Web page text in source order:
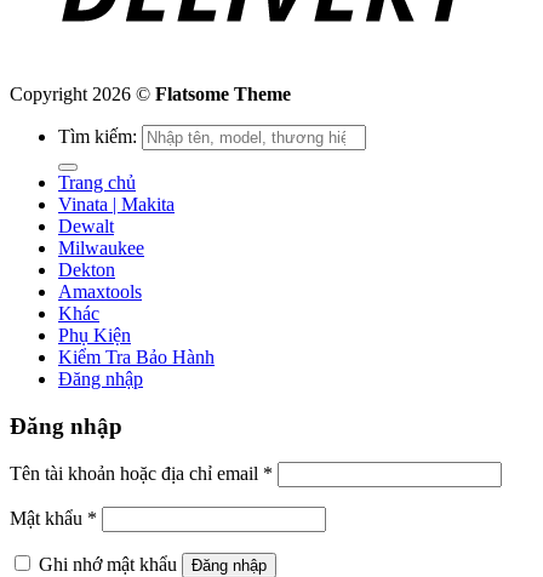
Copyright 2026 © Flatsome Theme
Tìm kiếm:
Trang chủ
Vinata | Makita
Dewalt
Milwaukee
Dekton
Amaxtools
Khác
Phụ Kiện
Kiểm Tra Bảo Hành
Đăng nhập
Đăng nhập
Tên tài khoản hoặc địa chỉ email *
Mật khẩu *
Ghi nhớ mật khẩu Đăng nhập